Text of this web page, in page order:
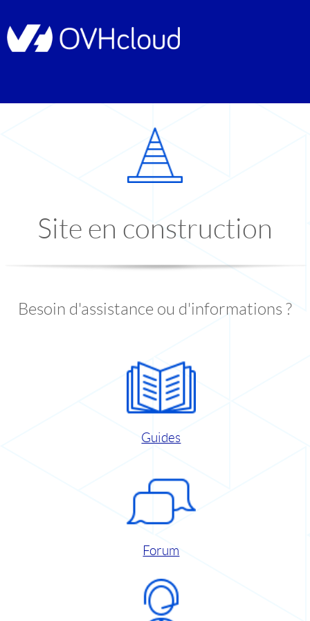
Site en construction
Besoin d'assistance ou d'informations ?
Guides
Forum